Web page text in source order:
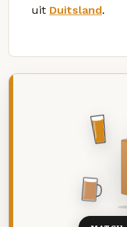
uit Duitsland.